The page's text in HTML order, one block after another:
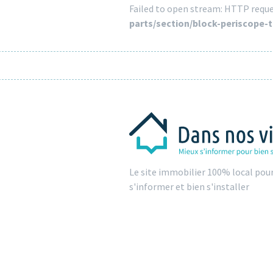
Failed to open stream: HTTP
parts/section/block-
Le site immobilier 100% local
s'informer et bien s'installer